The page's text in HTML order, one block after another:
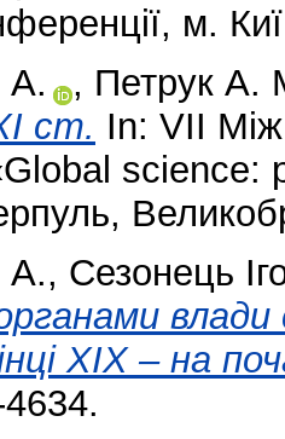
м.
А.
, Петрук А.
ст. In: VII
А., Сезонець
влади
ХІХ – на